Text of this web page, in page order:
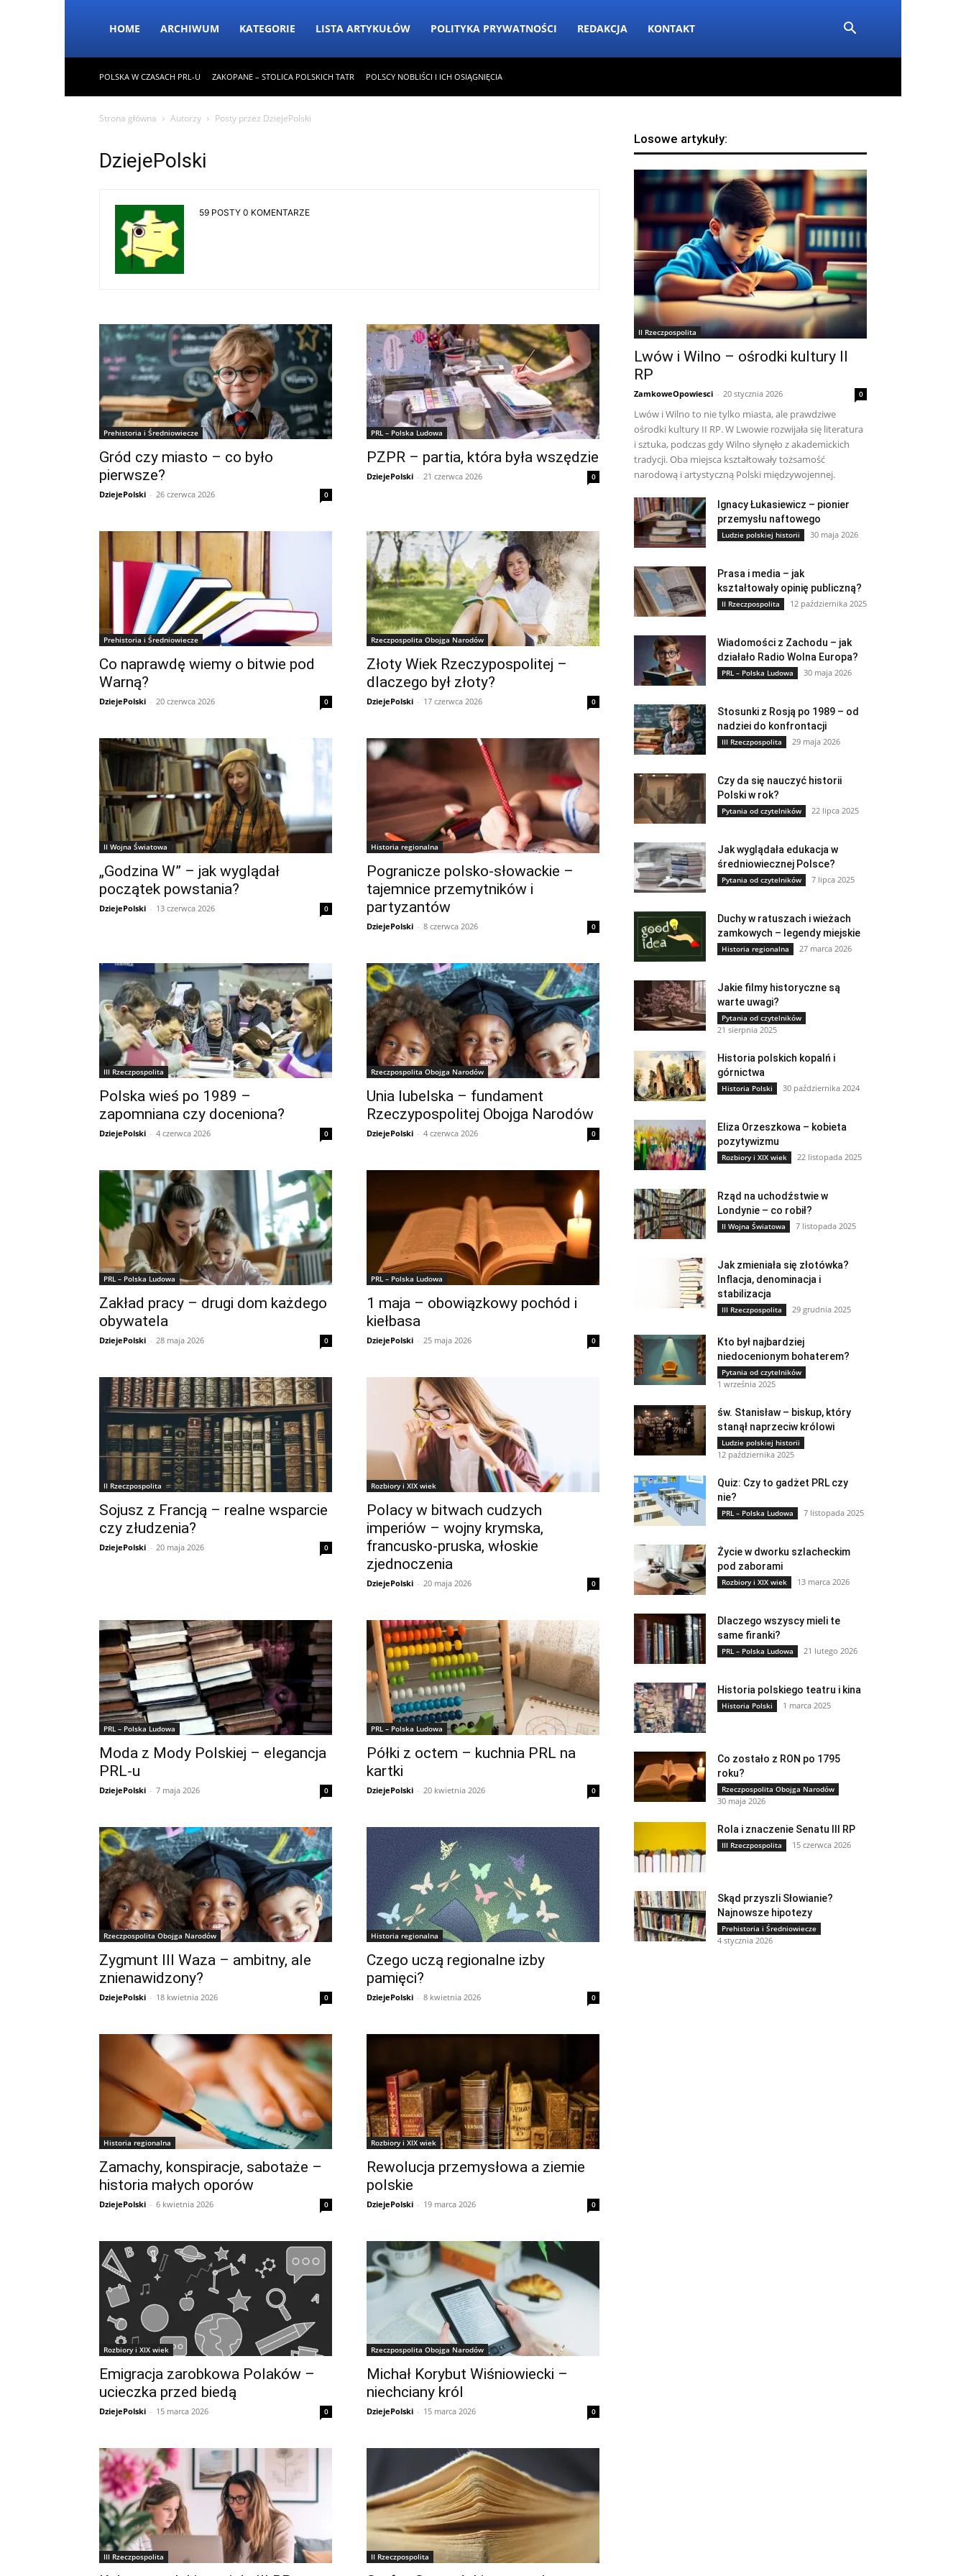
HOME ARCHIWUM KATEGORIE LISTA ARTYKUŁÓW POLITYKA PRYWATNOŚCI REDAKCJA KONTAKT
POLSKA W CZASACH PRL-U ZAKOPANE – STOLICA POLSKICH TATR POLSCY NOBLIŚCI I ICH OSIĄGNIĘCIA
Strona główna Autorzy Posty przez DziejePolski
DziejePolski
59 POSTY 0 KOMENTARZE
Prehistoria i Średniowiecze
Gród czy miasto – co było
pierwsze?
DziejePolski - 26 czerwca 2026 0
PRL – Polska Ludowa
PZPR – partia, która była wszędzie
DziejePolski - 21 czerwca 2026 0
Prehistoria i Średniowiecze
Co naprawdę wiemy o bitwie pod
Warną?
DziejePolski - 20 czerwca 2026 0
Rzeczpospolita Obojga Narodów
Złoty Wiek Rzeczypospolitej –
dlaczego był złoty?
DziejePolski - 17 czerwca 2026 0
II Wojna Światowa
„Godzina W” – jak wyglądał
początek powstania?
DziejePolski - 13 czerwca 2026 0
Historia regionalna
Pogranicze polsko-słowackie –
tajemnice przemytników i
partyzantów
DziejePolski - 8 czerwca 2026 0
III Rzeczpospolita
Polska wieś po 1989 –
zapomniana czy doceniona?
DziejePolski - 4 czerwca 2026 0
Rzeczpospolita Obojga Narodów
Unia lubelska – fundament
Rzeczypospolitej Obojga Narodów
DziejePolski - 4 czerwca 2026 0
PRL – Polska Ludowa
Zakład pracy – drugi dom każdego
obywatela
DziejePolski - 28 maja 2026 0
PRL – Polska Ludowa
1 maja – obowiązkowy pochód i
kiełbasa
DziejePolski - 25 maja 2026 0
II Rzeczpospolita
Sojusz z Francją – realne wsparcie
czy złudzenia?
DziejePolski - 20 maja 2026 0
Rozbiory i XIX wiek
Polacy w bitwach cudzych
imperiów – wojny krymska,
francusko-pruska, włoskie
zjednoczenia
DziejePolski - 20 maja 2026 0
PRL – Polska Ludowa
Moda z Mody Polskiej – elegancja
PRL-u
DziejePolski - 7 maja 2026 0
PRL – Polska Ludowa
Półki z octem – kuchnia PRL na
kartki
DziejePolski - 20 kwietnia 2026 0
Rzeczpospolita Obojga Narodów
Zygmunt III Waza – ambitny, ale
znienawidzony?
DziejePolski - 18 kwietnia 2026 0
Historia regionalna
Czego uczą regionalne izby
pamięci?
DziejePolski - 8 kwietnia 2026 0
Historia regionalna
Zamachy, konspiracje, sabotaże –
historia małych oporów
DziejePolski - 6 kwietnia 2026 0
Rozbiory i XIX wiek
Rewolucja przemysłowa a ziemie
polskie
DziejePolski - 19 marca 2026 0
Rozbiory i XIX wiek
Emigracja zarobkowa Polaków –
ucieczka przed biedą
DziejePolski - 15 marca 2026 0
Rzeczpospolita Obojga Narodów
Michał Korybut Wiśniowiecki –
niechciany król
DziejePolski - 15 marca 2026 0
III Rzeczpospolita II Rzeczpospolita
Losowe artykuły:
II Rzeczpospolita
Lwów i Wilno – ośrodki kultury II
RP
ZamkoweOpowiesci - 20 stycznia 2026 0
Lwów i Wilno to nie tylko miasta, ale prawdziwe
ośrodki kultury II RP. W Lwowie rozwijała się literatura
i sztuka, podczas gdy Wilno słynęło z akademickich
tradycji. Oba miejsca kształtowały tożsamość
narodową i artystyczną Polski międzywojennej.
Ignacy Łukasiewicz – pionier
przemysłu naftowego
Ludzie polskiej historii 30 maja 2026
Prasa i media – jak
kształtowały opinię publiczną?
II Rzeczpospolita 12 października 2025
Wiadomości z Zachodu – jak
działało Radio Wolna Europa?
PRL – Polska Ludowa 30 maja 2026
Stosunki z Rosją po 1989 – od
nadziei do konfrontacji
III Rzeczpospolita 29 maja 2026
Czy da się nauczyć historii
Polski w rok?
Pytania od czytelników 22 lipca 2025
Jak wyglądała edukacja w
średniowiecznej Polsce?
Pytania od czytelników 7 lipca 2025
Duchy w ratuszach i wieżach
zamkowych – legendy miejskie
Historia regionalna 27 marca 2026
Jakie filmy historyczne są
warte uwagi?
Pytania od czytelników
21 sierpnia 2025
Historia polskich kopalń i
górnictwa
Historia Polski 30 października 2024
Eliza Orzeszkowa – kobieta
pozytywizmu
Rozbiory i XIX wiek 22 listopada 2025
Rząd na uchodźstwie w
Londynie – co robił?
II Wojna Światowa 7 listopada 2025
Jak zmieniała się złotówka?
Inflacja, denominacja i
stabilizacja
III Rzeczpospolita 29 grudnia 2025
Kto był najbardziej
niedocenionym bohaterem?
Pytania od czytelników
1 września 2025
św. Stanisław – biskup, który
stanął naprzeciw królowi
Ludzie polskiej historii
12 października 2025
Quiz: Czy to gadżet PRL czy
nie?
PRL – Polska Ludowa 7 listopada 2025
Życie w dworku szlacheckim
pod zaborami
Rozbiory i XIX wiek 13 marca 2026
Dlaczego wszyscy mieli te
same firanki?
PRL – Polska Ludowa 21 lutego 2026
Historia polskiego teatru i kina
Historia Polski 1 marca 2025
Co zostało z RON po 1795
roku?
Rzeczpospolita Obojga Narodów
30 maja 2026
Rola i znaczenie Senatu III RP
III Rzeczpospolita 15 czerwca 2026
Skąd przyszli Słowianie?
Najnowsze hipotezy
Prehistoria i Średniowiecze
4 stycznia 2026